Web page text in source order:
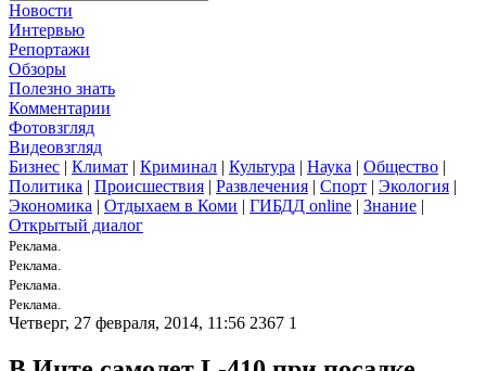
Новости
Интервью
Репортажи
Обзоры
Полезно знать
Комментарии
Фотовзгляд
Видеовзгляд
Бизнес | Климат | Криминал | Культура | Наука | Общество |
Политика | Происшествия | Развлечения | Спорт | Экология |
Экономика | Отдыхаем в Коми | ГИБДД online | Знание |
Открытый диалог
Реклама.
Реклама.
Реклама.
Реклама.
Четверг, 27 февраля, 2014, 11:56 2367 1